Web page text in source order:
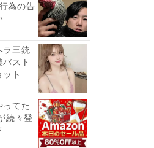
為の告
ラ三銃
スト
ト公
ってた
続々登